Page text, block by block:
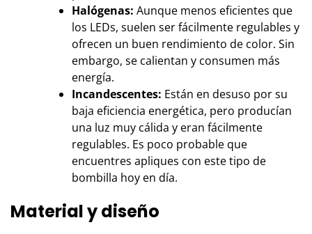
Halógenas: Aunque menos eficientes que
los LEDs, suelen ser fácilmente regulables y
ofrecen un buen rendimiento de color. Sin
embargo, se calientan y consumen más
energía.
Incandescentes: Están en desuso por su
baja eficiencia energética, pero producían
una luz muy cálida y eran fácilmente
regulables. Es poco probable que
encuentres apliques con este tipo de
bombilla hoy en día.
Material y diseño